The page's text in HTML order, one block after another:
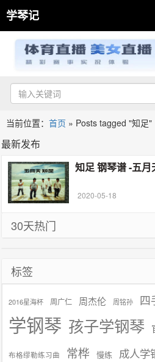
学琴记
当前位置： 首页 » Posts tagged "知足"
最新发布
知足 钢琴谱 -五月
2020-05-18
30天热门
标签
2016星海杯 周广仁 周杰伦 周铭孙 四
学钢琴 孩子学钢琴
布格缪勒练习曲 常桦 慢练 成人学